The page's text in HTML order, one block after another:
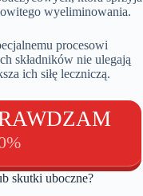
wyeliminowania.
procesowi
składników nie ulegają
ich siłę leczniczą.
skutki uboczne?